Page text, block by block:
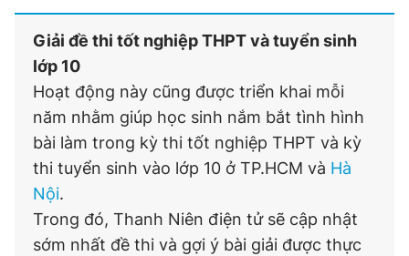
Giải đề thi tốt nghiệp THPT và tuyển sinh
lớp 10
Hoạt động này cũng được triển khai mỗi
năm nhằm giúp học sinh nắm bắt tình hình
bài làm trong kỳ thi tốt nghiệp THPT và kỳ
thi tuyển sinh vào lớp 10 ở TP.HCM và Hà
Nội.
Trong đó, Thanh Niên điện tử sẽ cập nhật
sớm nhất đề thi và gợi ý bài giải được thực